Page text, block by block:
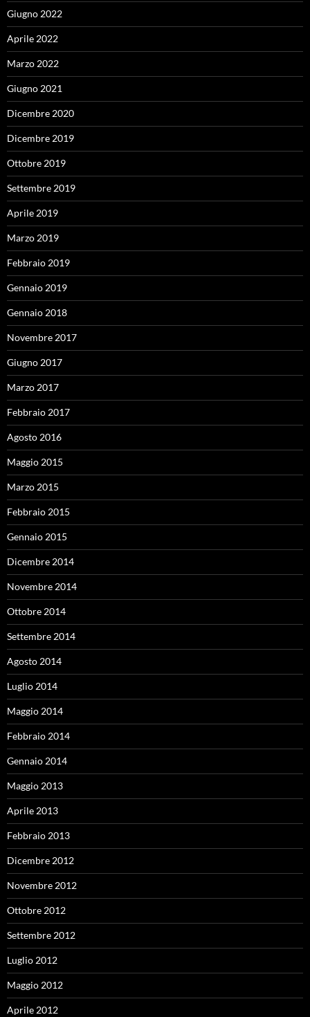
Giugno 2022
Aprile 2022
Marzo 2022
Giugno 2021
Dicembre 2020
Dicembre 2019
Ottobre 2019
Settembre 2019
Aprile 2019
Marzo 2019
Febbraio 2019
Gennaio 2019
Gennaio 2018
Novembre 2017
Giugno 2017
Marzo 2017
Febbraio 2017
Agosto 2016
Maggio 2015
Marzo 2015
Febbraio 2015
Gennaio 2015
Dicembre 2014
Novembre 2014
Ottobre 2014
Settembre 2014
Agosto 2014
Luglio 2014
Maggio 2014
Febbraio 2014
Gennaio 2014
Maggio 2013
Aprile 2013
Febbraio 2013
Dicembre 2012
Novembre 2012
Ottobre 2012
Settembre 2012
Luglio 2012
Maggio 2012
Aprile 2012